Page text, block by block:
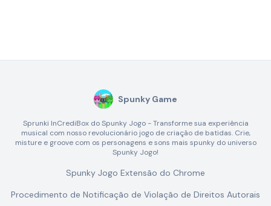
Spunky Game
Sprunki InCrediBox do Spunky Jogo - Transforme sua experiência
musical com nosso revolucionário jogo de criação de batidas. Crie,
misture e groove com os personagens e sons mais spunky do universo
Spunky Jogo!
Spunky Jogo Extensão do Chrome
Procedimento de Notificação de Violação de Direitos Autorais